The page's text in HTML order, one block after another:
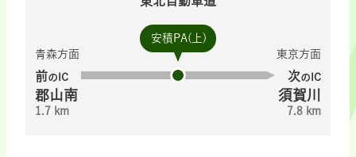
安積PA(上)
青森方面
前のIC
郡山南
1.7 km
東京方面
次のIC
須賀川
7.8 km